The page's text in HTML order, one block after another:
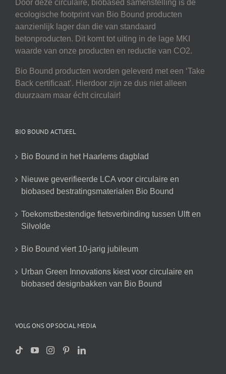
Door deze circulaire, biobased samenstelling is de
ecologische footprint van Bio Bound producten
aanzienlijk lager dan die van standaard
betonproducten. Dit komt tot uiting in de lage MKI
waarde van onze producten en reductie van CO2.
Bio Bound producten worden geleverd met een ‘Take
Back certificaat’. Hierdoor zijn ze dus niet alleen
duurzaam maar écht circulair!
BIO BOUND ACTUEEL
Bio Bound in het Haarlems dagblad
Nieuwe geverifieerde LCA voor circulaire en
biobased bestratingsmaterialen Bio Bound
Toekomstbestendige fietsverbinding tussen Ulft en
Silvolde
Bio Bound viert 10-jarig jubileum
Urban Green Innovations kiest voor circulaire en
biobased designbakken van Bio Bound
VOLG ONS OP SOCIAL MEDIA